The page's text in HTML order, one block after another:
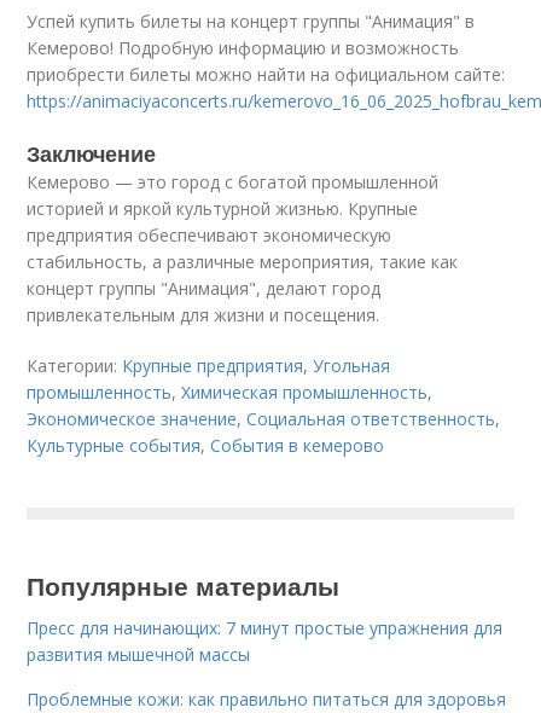
Успей купить билеты на концерт группы "Анимация" в
Кемерово! Подробную информацию и возможность
приобрести билеты можно найти на официальном сайте:
https://animaciyaconcerts.ru/
Заключение
Кемерово — это город с богатой промышленной
историей и яркой культурной жизнью. Крупные
предприятия обеспечивают экономическую
стабильность, а различные мероприятия, такие как
концерт группы "Анимация", делают город
привлекательным для жизни и посещения.
Категории: Крупные предприятия,Угольная
промышленность,Химическая промышленность,
Экономическое значение,Социальная ответственность,
Культурные события,События в кемерово
Популярные материалы
Пресс для начинающих: 7 минут простые упражнения для
развития мышечной массы
Проблемные кожи: как правильно питаться для здоровья